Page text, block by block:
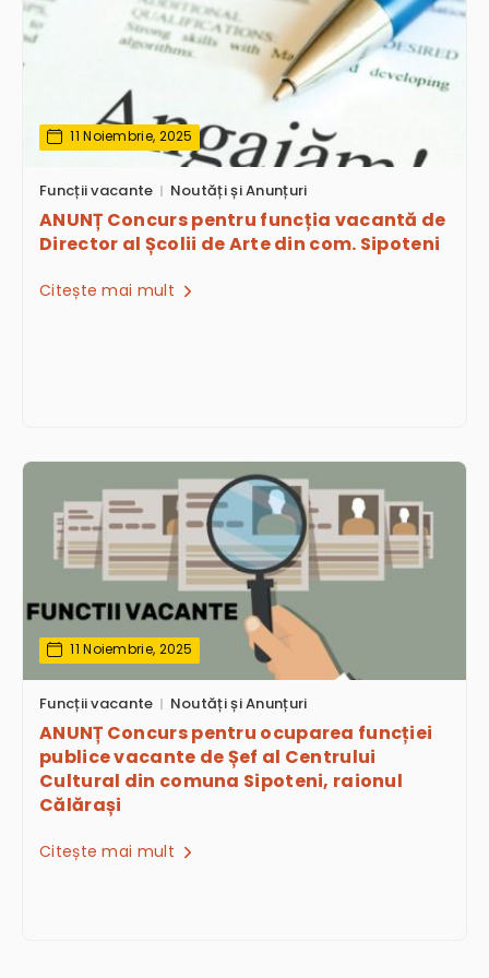
11 Noiembrie, 2025
Funcții vacante Noutăți și Anunțuri
ANUNȚ Concurs pentru funcția vacantă de
Director al Școlii de Arte din com. Sipoteni
Citește mai mult
11 Noiembrie, 2025
Funcții vacante Noutăți și Anunțuri
ANUNȚ Concurs pentru ocuparea funcției
publice vacante de Șef al Centrului
Cultural din comuna Sipoteni, raionul
Călărași
Citește mai mult